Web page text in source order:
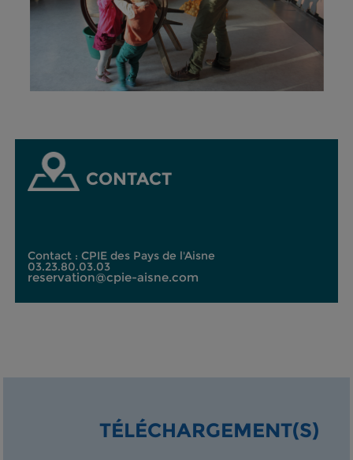
CONTACT
Contact : CPIE des Pays de l'Aisne
03.23.80.03.03
reservation@cpie-aisne.com
TÉLÉCHARGEMENT(S)